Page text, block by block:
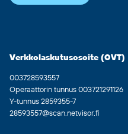
Verkkolaskutusosoite (OVT)
003728593557
Operaattorin tunnus 003721291126
Y-tunnus 2859355-7
28593557@scan.netvisor.fi